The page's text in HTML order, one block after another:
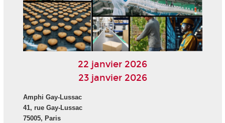
22 janvier 2026
23 janvier 2026
Amphi Gay-Lussac
41, rue Gay-Lussac
75005, Paris